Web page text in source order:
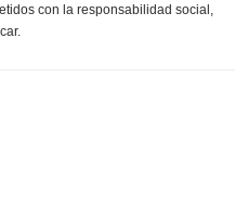
con la responsabilidad social,